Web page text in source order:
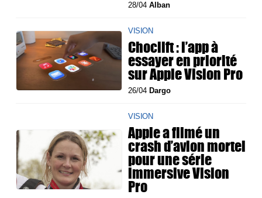
28/04Alban
VISION
Choclift : l’app à
essayer en priorité
sur Apple Vision Pro
26/04 Dargo
VISION
Apple a filmé un
crash d’avion mortel
pour une série
immersive Vision
Pro